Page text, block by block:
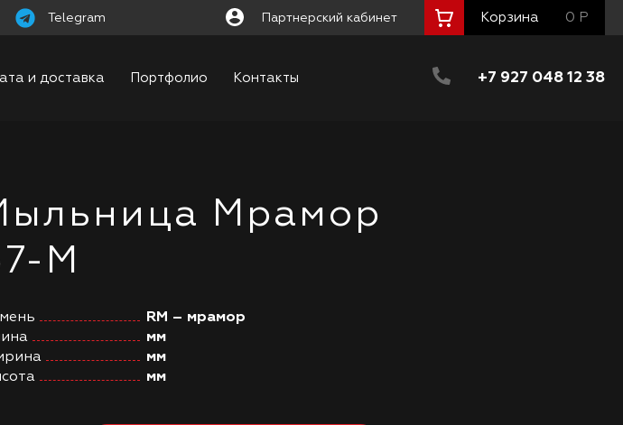
Telegram Партнерский кабинет Корзина 0 Р
и доставка Портфолио Контакты +7 927 048 12 38
Мрамор
М
RM – мрамор
мм
мм
мм